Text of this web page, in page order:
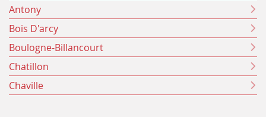
Antony
Bois D'arcy
Boulogne-Billancourt
Chatillon
Chaville